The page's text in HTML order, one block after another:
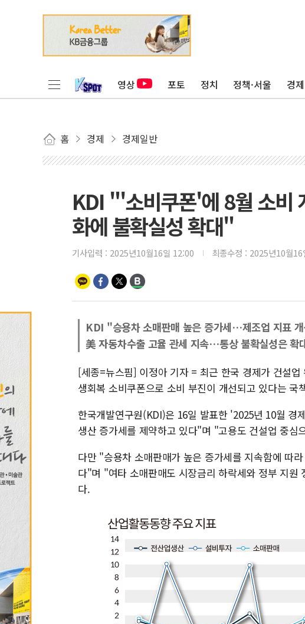
영상 포토 정치 정책·서울 경제
홈 경제 경제일반
KDI "'소비쿠폰'에 8월 소비
화에 불확실성 확대"
기사입력 : 2025년10월16일 12:00 최종수정 : 2025년10월
KDI "승용차 소매판매 높은 증가세…제조업 지표
美 자동차수출 고율 관세 지속…통상 불확실성은 확
[세종=뉴스핌] 이정아 기자 = 최근 한국 경제가 건설
생회복 소비쿠폰으로 소비 부진이 개선되고 있다는 국
한국개발연구원(KDI)은 16일 발표한 '2025년 10월 경
생산 증가세를 제약하고 있다"며 "고용도 건설업 중심
다만 "승용차 소매판매가 높은 증가세를 지속함에 따
다"며 "여타 소매판매도 시장금리 하락세와 정부 지
다.